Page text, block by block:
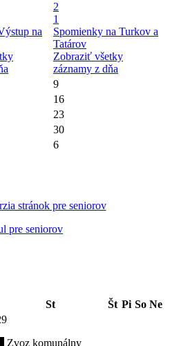
na
2
1
Spomienky na Turkov a
Tatárov
Zobraziť všetky
záznamy z dňa
9
16
23
30
6
stránok pre seniorov
St Št Pi So Ne
Zvoz komunálny